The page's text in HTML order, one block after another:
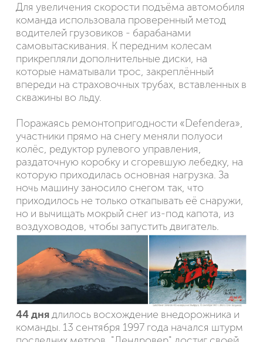
Для увеличения скорости подъёма автомобиля
команда использовала проверенный метод
водителей грузовиков - барабанами
самовытаскивания. К передним колесам
прикрепляли дополнительные диски, на
которые наматывали трос, закреплённый
впереди на страховочных трубах, вставленных в
скважины во льду.
Поражаясь ремонтопригодности «Defendera»,
участники прямо на снегу меняли полуоси
колёс, редуктор рулевого управления,
раздаточную коробку и сгоревшую лебедку, на
которую приходилась основная нагрузка. За
ночь машину заносило снегом так, что
приходилось не только откапывать её снаружи,
но и вычищать мокрый снег из-под капота, из
воздуховодов, чтобы запустить двигатель.
44 днядлилось восхождение внедорожника и
команды. 13 сентября 1997 года начался штурм